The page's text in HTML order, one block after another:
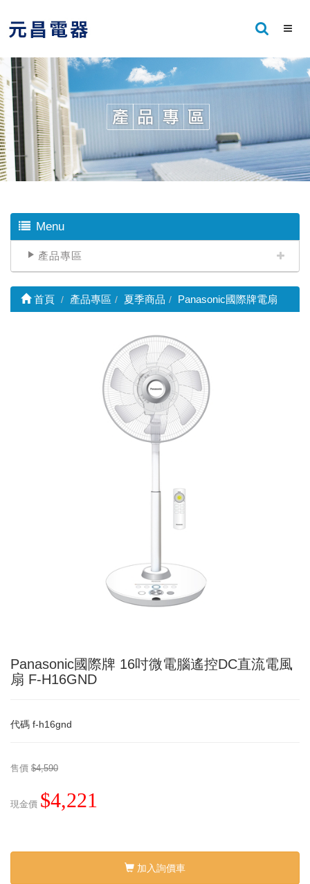
Menu
產品專區
首頁 產品專區 夏季商品 Panasonic國際牌電扇
Panasonic國際牌 16吋微電腦遙控DC直流電風
扇 F-H16GND
代碼 f-h16gnd
售價 $4,590
現金價 $4,221
加入詢價車